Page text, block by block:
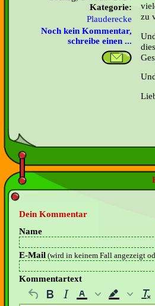
Kategorie:
Plauderecke
Noch kein Kommentar,
schreibe einen ...
zu
Dein Kommentar
Name
E-Mail (wird in keinem Fall angezeigt
Kommentartext